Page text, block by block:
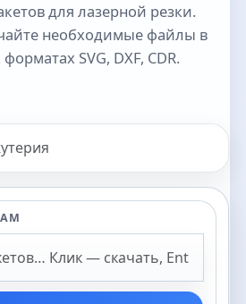
для лазерной резки.
необходимые файлы в
SVG, DXF, CDR.